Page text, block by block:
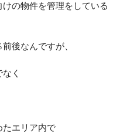
の物件を管理をしている
後なんですが、
く
たエリア内で